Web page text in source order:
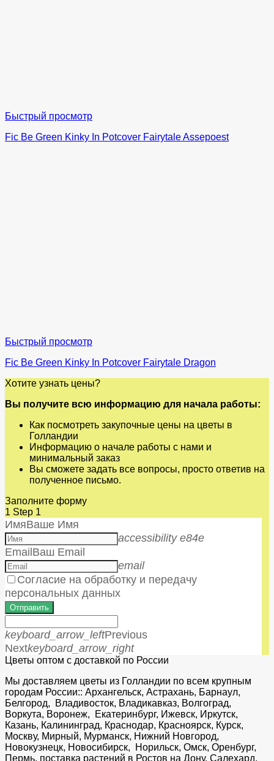
Быстрый просмотр
Fic Be Green Kinky In Potcover Fairytale Assepoest
Быстрый просмотр
Fic Be Green Kinky In Potcover Fairytale Dragon
Хотите узнать цены?
Вы получите всю информацию для начала работы:
Как посмотреть закупочные цены на цветы в
Голландии
Информацию о начале работы с нами и
минимальный заказ
Вы сможете задать все вопросы, просто ответив на
полученное письмо.
Заполните форму
1 Step 1
ИмяВаше Имя
accessibility e84e
EmailВаш Email
email
Согласие на обработку и передачу
персональных данных
Отправить
keyboard_arrow_leftPrevious
Nextkeyboard_arrow_right
Цветы оптом с доставкой по России
Мы доставляем цветы из Голландии по всем крупным
городам России:: Архангельск, Астрахань, Барнаул,
Белгород, Владивосток, Владикавказ, Волгоград,
Воркута, Воронеж, Екатеринбург, Ижевск, Иркутск,
Казань, Калининград, Краснодар, Красноярск, Курск,
Москву, Мирный, Мурманск, Нижний Новгород,
Новокузнецк, Новосибирск, Норильск, Омск, Оренбург,
Пермь, поставка растений в Ростов на Дону, Салехард,